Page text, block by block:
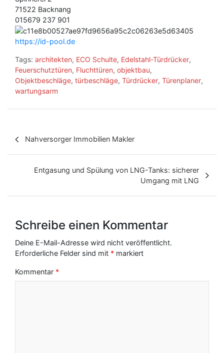
71522 Backnang
015679 237 901
https://id-pool.de
Tags: architekten, ECO Schulte, Edelstahl-Türdrücker,
Feuerschutztüren, Fluchttüren, objektbau,
Objektbeschläge, türbeschläge, Türdrücker, Türenplaner,
wartungsarm
r
g
N
Nahversorger Immobilien Makler
Entgasung und Spülung von LNG-Tanks: sicherer
Umgang mit LNG
Schreibe einen Kommentar
Deine E-Mail-Adresse wird nicht veröffentlicht.
Erforderliche Felder sind mit * markiert
Kommentar *